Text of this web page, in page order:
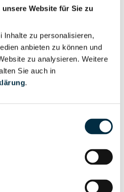
Website für Sie zu
Inhalte zu personalisieren,
anbieten zu können und
zu analysieren. Weitere
Sie auch in
.
Vollständiges
Unternehmensprofil
anfragen
Vollständiges